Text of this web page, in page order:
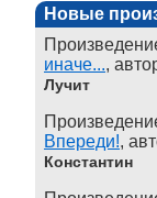
Новые
иначе...,
Лучит
Впереди!,
Константин